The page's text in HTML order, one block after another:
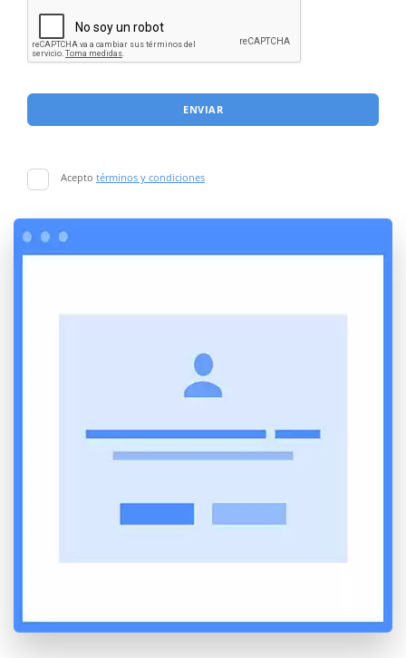
ENVIAR
Acepto términos y condiciones